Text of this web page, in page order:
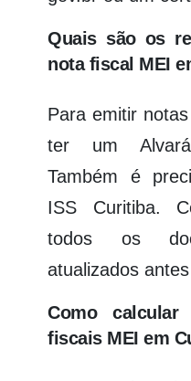
Quais são os
nota fiscal MEI
Para emitir
ter um
Também é
ISS Curitiba.
todos os
atualizados
Como
fiscais MEI em